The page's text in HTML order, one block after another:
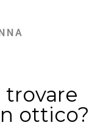
trovare
ottico?